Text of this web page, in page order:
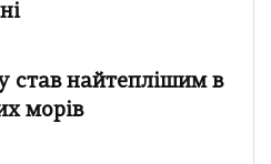
став найтеплішим в
морів